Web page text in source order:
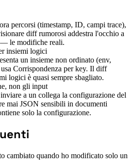
percorsi (timestamp, ID, campi trace),
diff rumorosi addestra l'occhio a
le modifiche reali.
insiemi logici
un insieme non ordinato (env,
Corrispondenza per key. Il diff
logici è quasi sempre sbagliato.
non gli input
a un collega la configurazione del
mai JSON sensibili in documenti
solo la configurazione.
cambiato quando ho modificato solo un